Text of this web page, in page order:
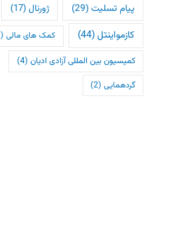
پیام تسلیت(29) ژورنال(17)
کازمواینتل(44) کمک های مالی(2)
کمیسیون بین المللی آزادی ادیان (4)
گردهمایی (2)